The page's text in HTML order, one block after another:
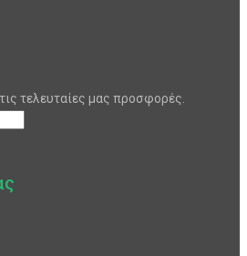
τελευταίες μας προσφορές.